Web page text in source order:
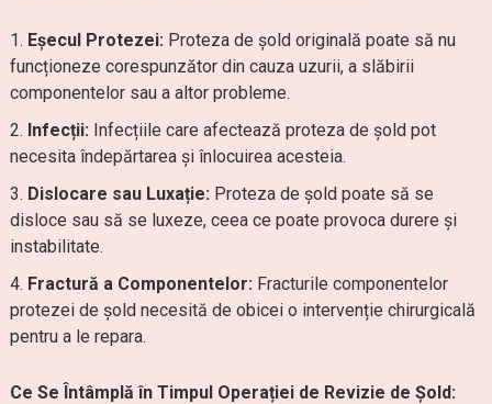
Eșecul Protezei: Proteza de șold originală poate să nu
funcționeze corespunzător din cauza uzurii, a slăbirii
componentelor sau a altor probleme.
Infecții: Infecțiile care afectează proteza de șold pot
necesita îndepărtarea și înlocuirea acesteia.
Dislocare sau Luxație: Proteza de șold poate să se
disloce sau să se luxeze, ceea ce poate provoca durere și
instabilitate.
Fractură a Componentelor: Fracturile componentelor
protezei de șold necesită de obicei o intervenție chirurgicală
pentru a le repara.
Ce Se Întâmplă în Timpul Operației de Revizie de Șold: